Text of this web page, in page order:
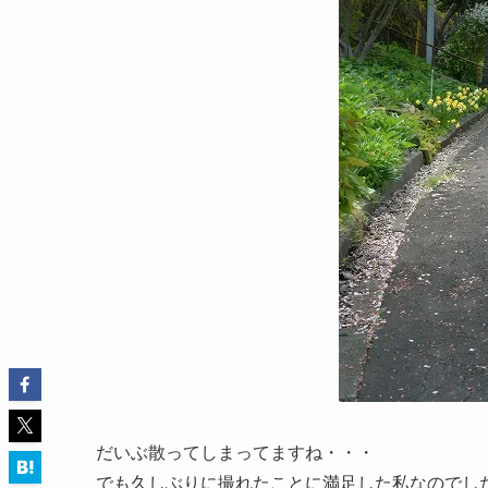
だいぶ散ってしまってますね・・・
でも久しぶりに撮れたことに満足した私なのでし